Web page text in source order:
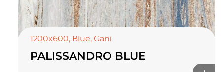
1200x600, Blue, Gani
PALISSANDRO BLUE